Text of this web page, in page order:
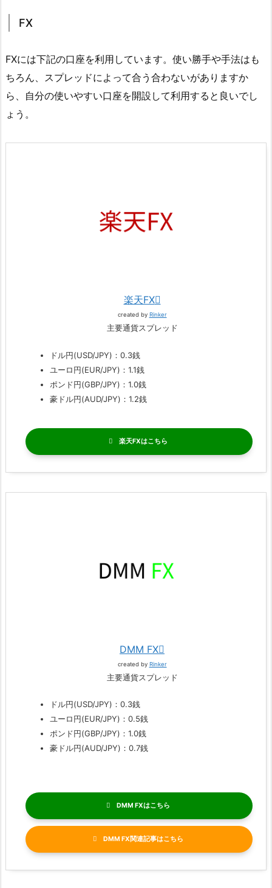
FX
FXには下記の口座を利用しています。使い勝手や手法はも
ちろん、スプレッドによって合う合わないがありますか
ら、自分の使いやすい口座を開設して利用すると良いでし
ょう。
楽天FX
created by Rinker
主要通貨スプレッド
ドル円(USD/JPY)：0.3銭
ユーロ円(EUR/JPY)：1.1銭
ポンド円(GBP/JPY)：1.0銭
豪ドル円(AUD/JPY)：1.2銭
楽天FX
DMM FX
created by Rinker
主要通貨スプレッド
ドル円(USD/JPY)：0.3銭
ユーロ円(EUR/JPY)：0.5銭
ポンド円(GBP/JPY)：1.0銭
豪ドル円(AUD/JPY)：0.7銭
DMM FX
DMM FX関連記事